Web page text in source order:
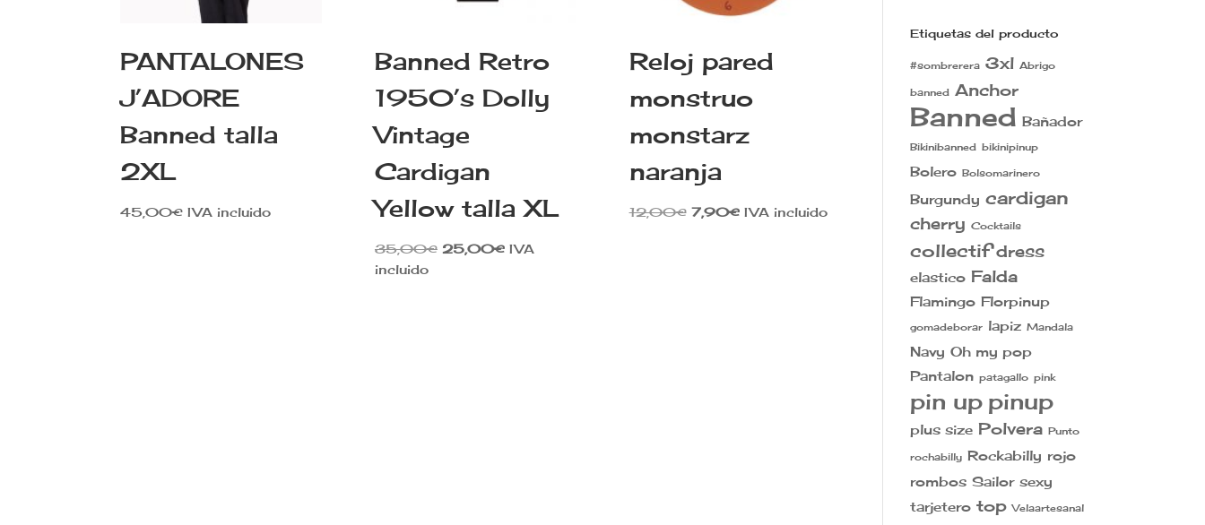
PANTALONES
J’ADORE
Banned talla
2XL
45,00€ IVA incluido
Banned Retro
1950’s Dolly
Vintage
Cardigan
Yellow talla XL
35,00€ El
25,00€ElIVA
incluido
Reloj pared
monstruo
monstarz
naranja
12,00€ El
7,90€ElIVA incluido
Etiquetas del producto
#sombrerera 3xl Abrigo
banned Anchor
Banned Bañador
Bikinibanned bikinipinup
Bolero Bolsomarinero
Burgundy cardigan
cherry Cocktails
collectif dress
elastico Falda
Flamingo Florpinup
gomadeborar lapiz Mandala
Navy Oh my pop
Pantalon patagallo pink
pin up pinup
plus size Polvera Punto
rochabilly Rockabilly rojo
rombos Sailor sexy
tarjetero top Velaartesanal